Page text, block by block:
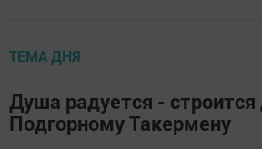
ТЕМА ДНЯ
Душа радуется - строится
Подгорному Такермену